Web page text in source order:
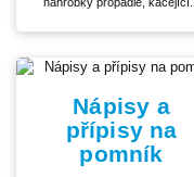
Nápisy a
přípisy na
pomník